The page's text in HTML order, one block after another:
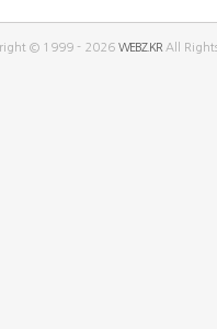
© 1999 - 2026WEBZ.KR All